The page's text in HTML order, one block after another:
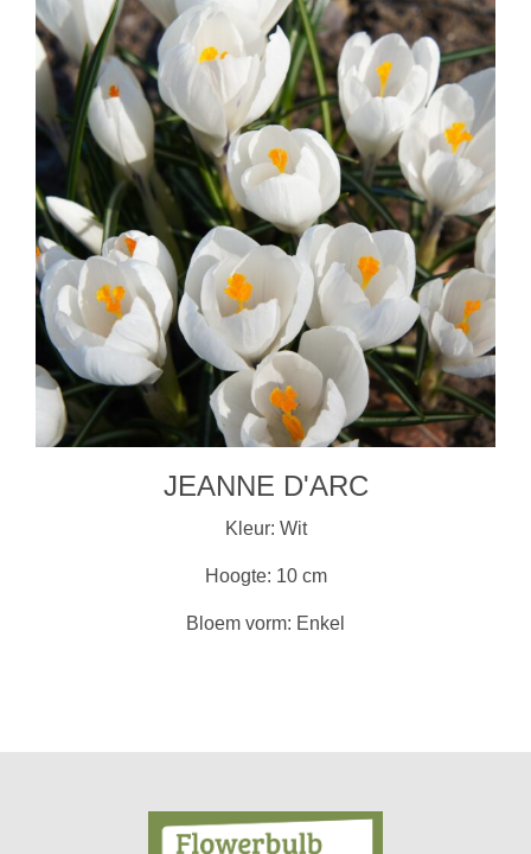
JEANNE D'ARC
Kleur: Wit
Hoogte: 10 cm
Bloem vorm: Enkel